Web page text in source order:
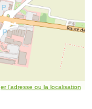
l’adresse ou la localisation